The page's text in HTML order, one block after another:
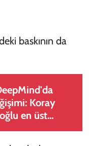
baskının da
Koray
en üst